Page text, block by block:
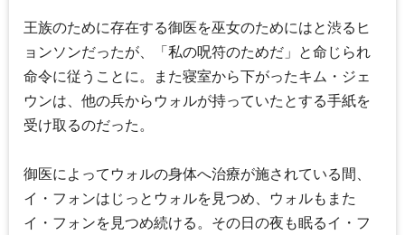
王族のために存在する御医を巫女のためにはと渋るヒ
ョンソンだったが、「私の呪符のためだ」と命じられ
命令に従うことに。また寝室から下がったキム・ジェ
ウンは、他の兵からウォルが持っていたとする手紙を
受け取るのだった。
御医によってウォルの身体へ治療が施されている間、
イ・フォンはじっとウォルを見つめ、ウォルもまた
イ・フォンを見つめ続ける。その日の夜も眠るイ・フ